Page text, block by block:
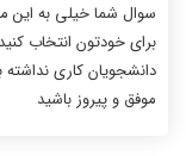
سوال شما خیلی به این
برای خودتون انتخاب
دانشجویان کاری نداشته
موفق و پیروز باشید